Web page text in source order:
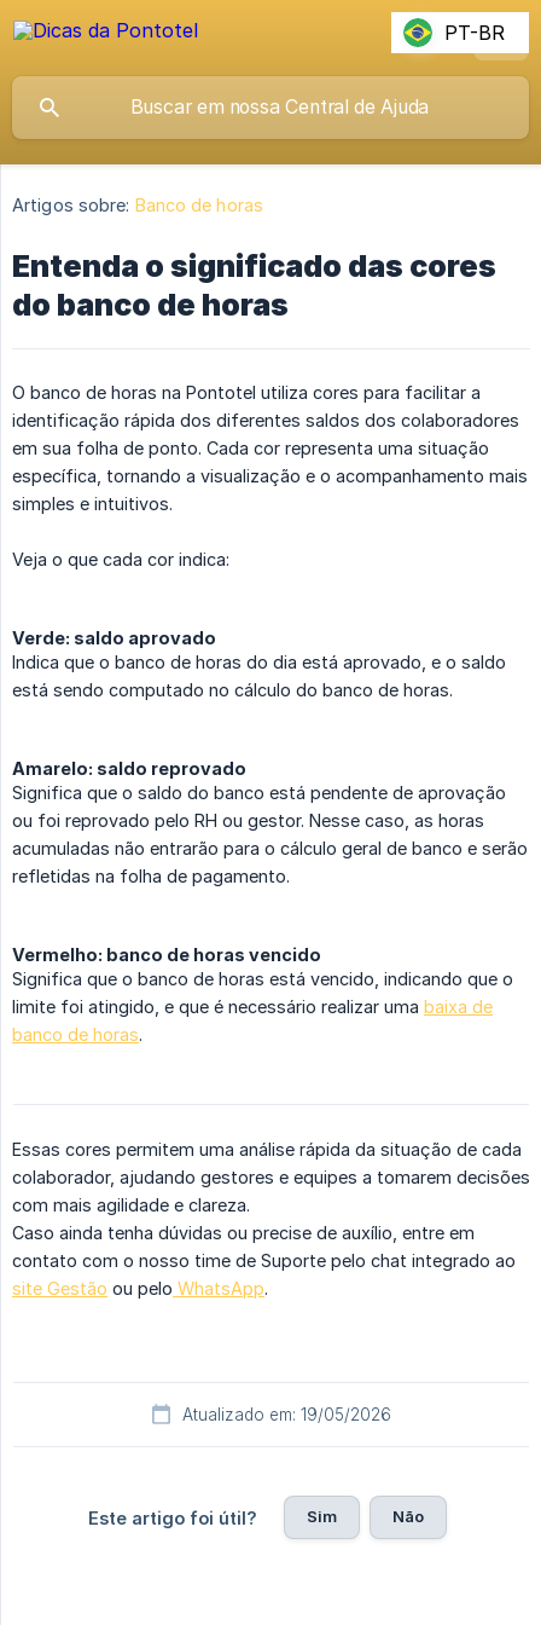
Artigos sobre: Banco de horas
Entenda o significado das cores
do banco de horas
O banco de horas na Pontotel utiliza cores para facilitar a
identificação rápida dos diferentes saldos dos colaboradores
em sua folha de ponto. Cada cor representa uma situação
específica, tornando a visualização e o acompanhamento mais
simples e intuitivos.
Veja o que cada cor indica:
Verde: saldo aprovado
Indica que o banco de horas do dia está aprovado, e o saldo
está sendo computado no cálculo do banco de horas.
Amarelo: saldo reprovado
Significa que o saldo do banco está pendente de aprovação
ou foi reprovado pelo RH ou gestor. Nesse caso, as horas
acumuladas não entrarão para o cálculo geral de banco e serão
refletidas na folha de pagamento.
Vermelho: banco de horas vencido
Significa que o banco de horas está vencido, indicando que o
limite foi atingido, e que é necessário realizar uma baixa de
banco de horas.
Essas cores permitem uma análise rápida da situação de cada
colaborador, ajudando gestores e equipes a tomarem decisões
com mais agilidade e clareza.
Caso ainda tenha dúvidas ou precise de auxílio, entre em
contato com o nosso time de Suporte pelo chat integrado ao
site Gestão ou pelo WhatsApp.
Atualizado em: 19/05/2026
Este artigo foi útil? Sim Não
PT-BR